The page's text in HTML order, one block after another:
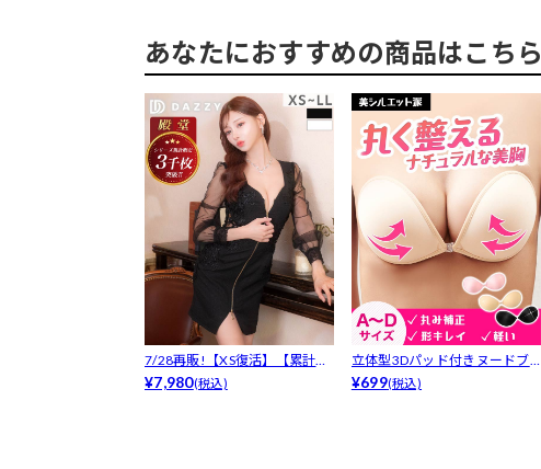
あなたにおすすめの商品はこちら
7/28再販!【XS復活】【累計38
0...
¥7,980(税込)
立体型3Dパッド付きヌードブ
ラ
¥699(税込)